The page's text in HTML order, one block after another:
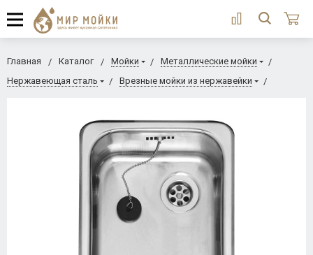
Главная Каталог Мойки
Металлические мойки
Нержавеющая сталь
Врезные мойки из нержавейки